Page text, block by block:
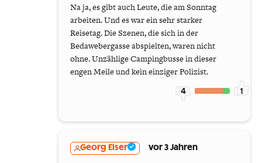
Na ja, es gibt auch Leute, die am Sonntag
arbeiten. Und es war ein sehr starker
Reisetag. Die Szenen, die sich in der
Bedawebergasse abspielten, waren nicht
ohne. Unzählige Campingbusse in dieser
engen Meile und kein einziger Polizist.
4 1
Georg Elser vor 3 Jahren